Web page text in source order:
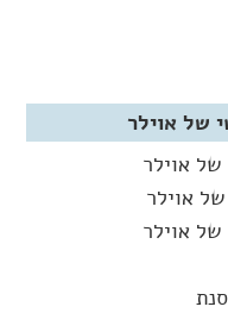
של אוילר
אוילר
אוילר
אוילר